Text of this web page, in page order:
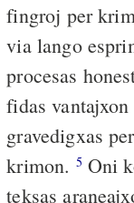
fingroj per krimo; via busxo parolas
via lango
procesas
fidas
gravedigxas
krimon. 5 Oni
teksas